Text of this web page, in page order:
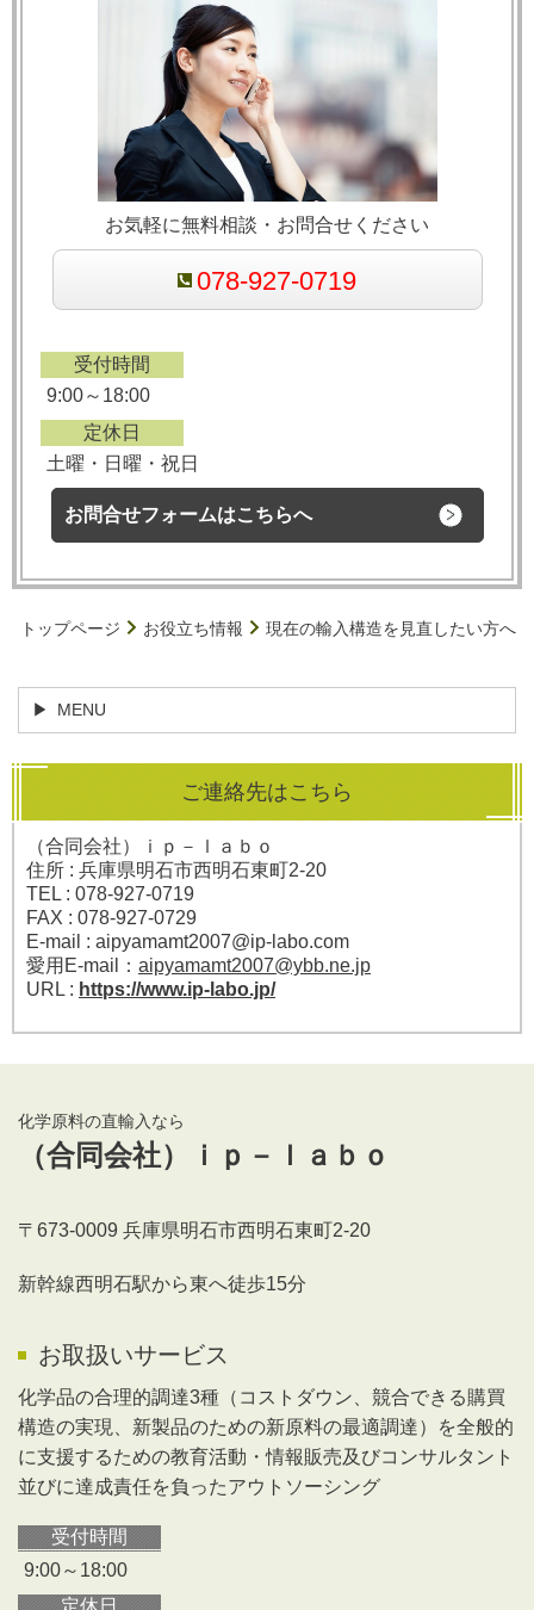
お気軽に無料相談・お問合せください
078-927-0719
受付時間
9:00～18:00
定休日
土曜・日曜・祝日
お問合せフォームはこちらへ
トップページ お役立ち情報 現在の輸入構造を見直したい方へ
MENU
ご連絡先はこちら
（合同会社）ｉｐ－ｌａｂｏ
住所 : 兵庫県明石市西明石東町2-20
TEL : 078-927-0719
FAX : 078-927-0729
E-mail : aipyamamt2007@ip-labo.com
愛用E-mail： aipyamamt2007@ybb.ne.jp
URL : https://www.ip-labo.jp/
化学原料の直輸入なら
（合同会社）ｉｐ－ｌａｂｏ
〒673-0009 兵庫県明石市西明石東町2-20
新幹線西明石駅から東へ徒歩15分
お取扱いサービス
化学品の合理的調達3種（コストダウン、競合できる購買
構造の実現、新製品のための新原料の最適調達）を全般的
に支援するための教育活動・情報販売及びコンサルタント
並びに達成責任を負ったアウトソーシング
受付時間
9:00～ 18:00
定休日